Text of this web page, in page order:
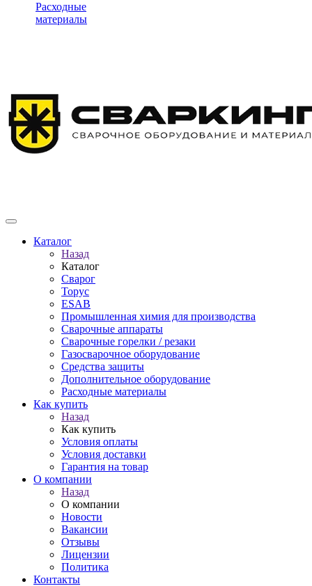
Расходные
материалы
Каталог
Назад
Каталог
Сварог
Торус
ESAB
Промышленная химия для производства
Сварочные аппараты
Сварочные горелки / резаки
Газосварочное оборудование
Средства защиты
Дополнительное оборудование
Расходные материалы
Как купить
Назад
Как купить
Условия оплаты
Условия доставки
Гарантия на товар
О компании
Назад
О компании
Новости
Вакансии
Отзывы
Лицензии
Политика
Контакты